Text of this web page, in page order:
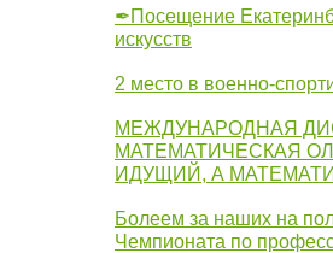
✒Посещение
искусств
2 место в военно-
МЕЖДУНАРОДНАЯ
МАТЕМАТИЧЕСКАЯ
ИДУЩИЙ, А
Болеем за наших на
Чемпионата по